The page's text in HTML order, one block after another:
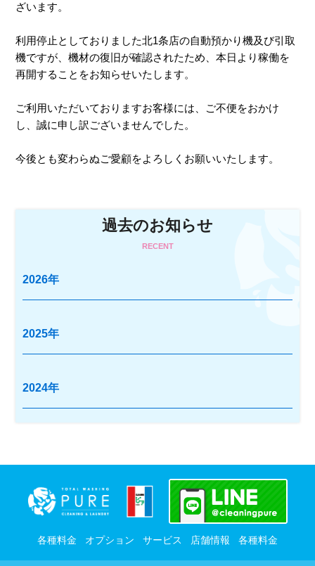
過去のお知らせ
RECENT
2026年
2025年
2024年
ざいます。
利用停止としておりました北1条店の自動預かり機及び引取
機ですが、機材の復旧が確認されたため、本日より稼働を
再開することをお知らせいたします。
ご利用いただいておりますお客様には、ご不便をおかけ
し、誠に申し訳ございませんでした。
今後とも変わらぬご愛顧をよろしくお願いいたします。
各種料金 オプション サービス 店舗情報 各種料金